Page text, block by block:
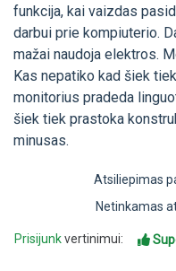
funkcija, kai vaizdas
darbui prie kompiuterio.
mažai naudoja elektros.
Kas nepatiko kad šiek
monitorius pradeda
šiek tiek prastoka
minusas.
Atsiliepimas
Netinkamas
Prisijunkvertinimui: